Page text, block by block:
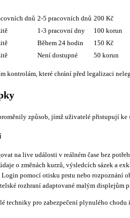
dnů 2-5 pracovních dnů 200 Kč
1-3 pracovní dny
100 korun
Během 24 hodin
150 Kč
Není dostupné 50 korun
kontrolám, které chrání před legalizaci
způsob, jímž uživatelé přistupují
na live události v reálném čase bez
o změnách kurzů, výsledcích sázek a
Login pomocí otisku prstu nebo rozpoznání
rozhraní adaptované malým displejům
pro zabezpečení plynulého chodu